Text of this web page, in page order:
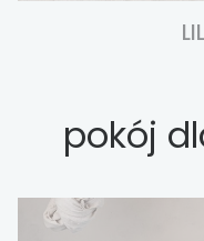
pokój